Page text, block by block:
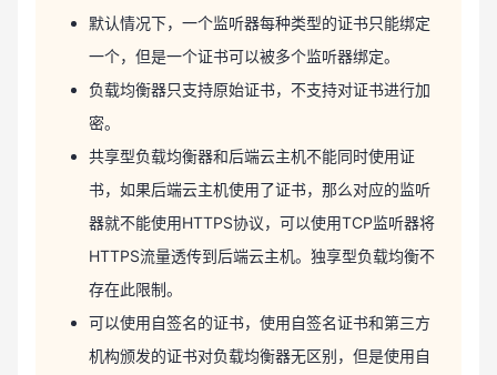
默认情况下，一个监听器每种类型的证书只能绑定
一个，但是一个证书可以被多个监听器绑定。
负载均衡器只支持原始证书，不支持对证书进行加
密。
共享型负载均衡器和后端云主机不能同时使用证
书，如果后端云主机使用了证书，那么对应的监听
器就不能使用HTTPS协议，可以使用TCP监听器将
HTTPS流量透传到后端云主机。独享型负载均衡不
存在此限制。
可以使用自签名的证书，使用自签名证书和第三方
机构颁发的证书对负载均衡器无区别，但是使用自